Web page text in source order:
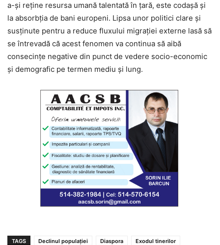
a-şi reține resursa umană talentată în ţară, este codașă și
la absorbția de bani europeni. Lipsa unor politici clare și
susținute pentru a reduce fluxului migraţiei externe lasă să
se întrevadă că acest fenomen va continua să aibă
consecințe negative din punct de vedere socio-economic
şi demografic pe termen mediu şi lung.
TAGS Declinul populației Diaspora
Exodul tinerilor